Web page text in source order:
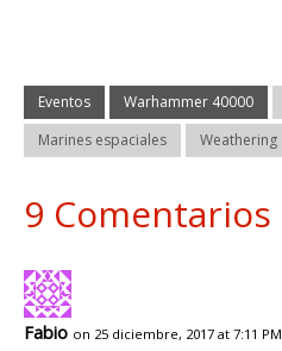
Eventos Warhammer 40000
Marines espaciales
Weathering
9 Comentarios
Fabio on 25 diciembre, 2017 at 7:11 PM